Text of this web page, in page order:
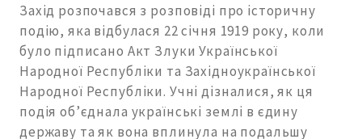
Захід розпочався з розповіді про історичну
подію, яка відбулася 22 січня 1919 року, коли
було підписано Акт Злуки Української
Народної Республіки та Західноукраїнської
Народної Республіки. Учні дізналися, як ця
подія об’єднала українські землі в єдину
державу та як вона вплинула на подальшу